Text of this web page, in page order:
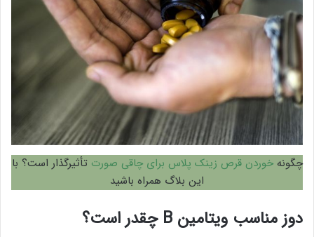
چگونهخوردن قرص زینک پلاس برای چاقی صورت تأثیرگذار است؟ با
این بلاگ همراه باشید
دوز مناسب ویتامین B چقدر است؟